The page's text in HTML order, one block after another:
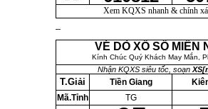
Xem KQXS nhanh & chính
VÉ DÒ XỔ SỐ MIỀN
Kính Chúc Quý Khách May Mắn,
Nhận KQXS siêu tốc, soạn
T.Giải
Mã.Tỉnh
Tiền Giang
TG